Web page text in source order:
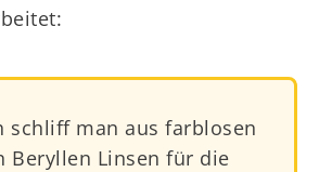
schliff man aus farblosen
Beryllen Linsen für die